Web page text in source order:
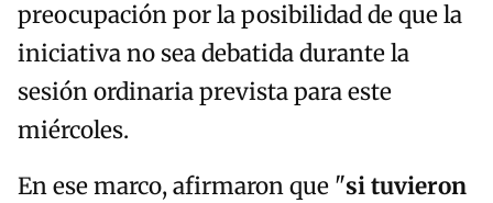
preocupación por la posibilidad de que la
iniciativa no sea debatida durante la
sesión ordinaria prevista para este
miércoles.
En ese marco, afirmaron que "si tuvieron